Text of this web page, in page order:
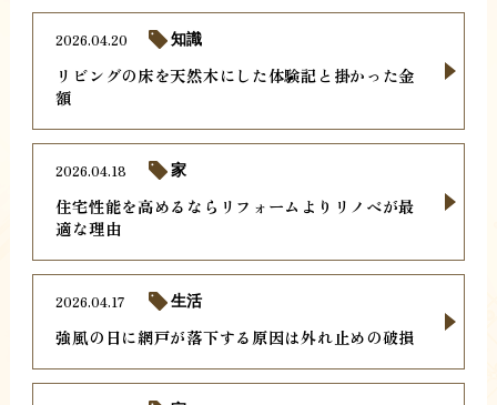
リビングの床を天然木にした体験記と掛かった金
額
2026.04.20 知識
住宅性能を高めるならリフォームよりリノベが最
適な理由
2026.04.18 家
強風の日に網戸が落下する原因は外れ止めの破損
2026.04.17 生活